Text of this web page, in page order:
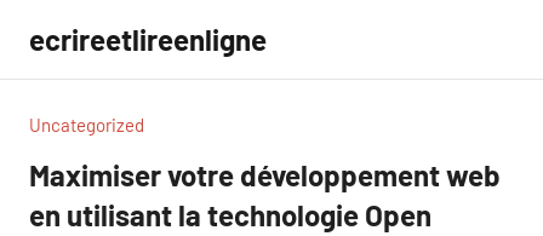
contenu
ecrireetlireenligne
Uncategorized
Maximiser votre développement web
en utilisant la technologie Open